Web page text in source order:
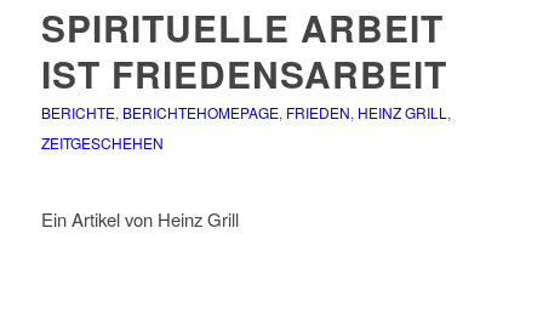
SPIRITUELLE ARBEIT
IST FRIEDENSARBEIT
BERICHTE, BERICHTEHOMEPAGE, FRIEDEN, HEINZ GRILL,
ZEITGESCHEHEN
Ein Artikel von Heinz Grill